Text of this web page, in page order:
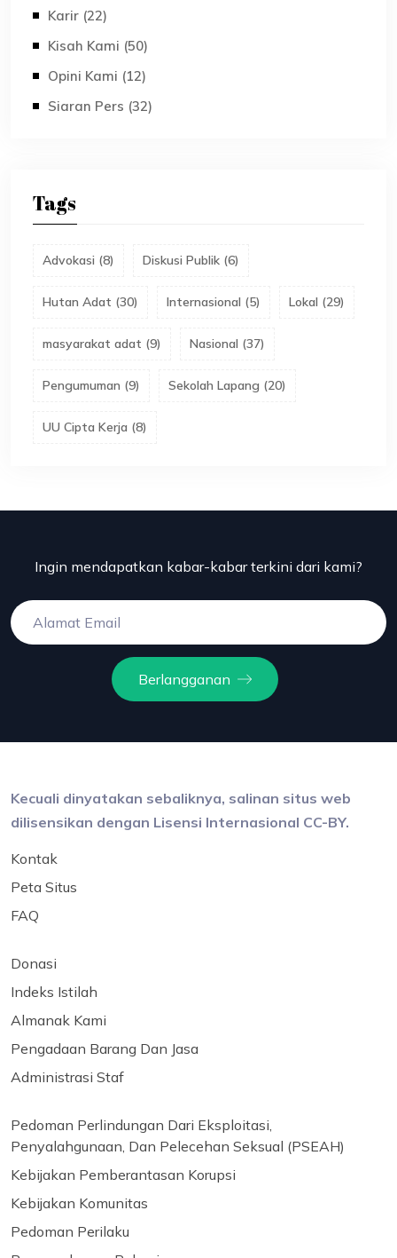
Karir (22)
Kisah Kami (50)
Opini Kami (12)
Siaran Pers (32)
Tags
Advokasi (8) Diskusi Publik (6)
Hutan Adat (30) Internasional (5) Lokal (29)
masyarakat adat (9) Nasional (37)
Pengumuman (9) Sekolah Lapang (20)
UU Cipta Kerja (8)
Ingin mendapatkan kabar-kabar terkini dari kami?
Berlangganan
Kecuali dinyatakan sebaliknya, salinan situs web
dilisensikan dengan Lisensi Internasional CC-BY.
Kontak
Peta Situs
FAQ
Donasi
Indeks Istilah
Almanak Kami
Pengadaan Barang Dan Jasa
Administrasi Staf
Pedoman Perlindungan Dari Eksploitasi,
Penyalahgunaan, Dan Pelecehan Seksual (PSEAH)
Kebijakan Pemberantasan Korupsi
Kebijakan Komunitas
Pedoman Perilaku